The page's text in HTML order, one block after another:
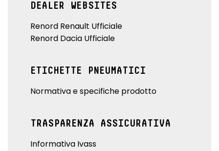
DEALER WEBSITES
Renord Renault Ufficiale
Renord Dacia Ufficiale
ETICHETTE PNEUMATICI
Normativa e specifiche prodotto
TRASPARENZA ASSICURATIVA
Informativa Ivass